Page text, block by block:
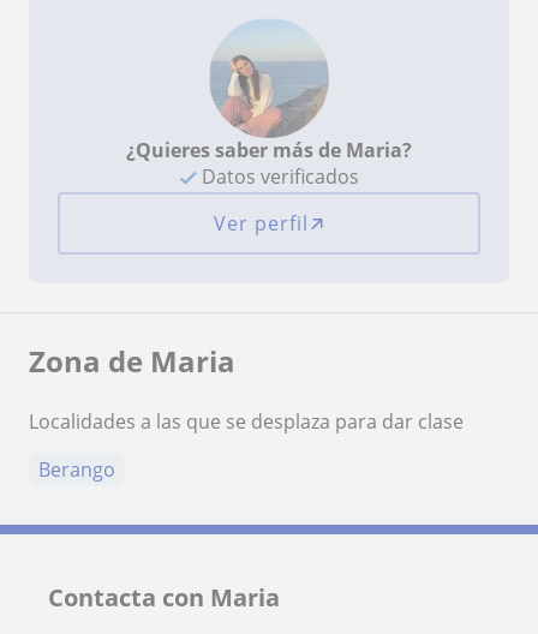
¿Quieres saber más de Maria?
Datos verificados
Ver perfil
Zona de Maria
Localidades a las que se desplaza para dar clase
Berango
Contacta con Maria